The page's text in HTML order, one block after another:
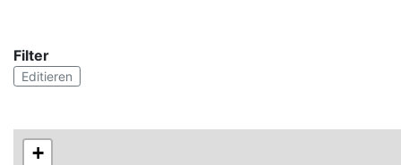
Filter
Editieren
+